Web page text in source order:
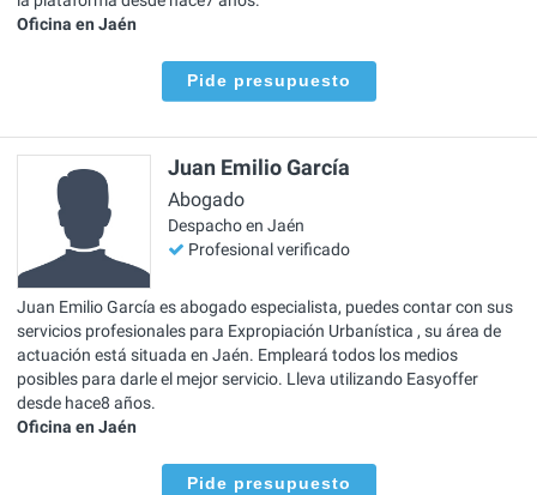
Oficina en Jaén
Pide presupuesto
Juan Emilio García
Abogado
Despacho en Jaén
Profesional verificado
Juan Emilio García es abogado especialista, puedes contar con sus
servicios profesionales para Expropiación Urbanística , su área de
actuación está situada en Jaén. Empleará todos los medios
posibles para darle el mejor servicio. Lleva utilizando Easyoffer
desde hace8 años.
Oficina en Jaén
Pide presupuesto